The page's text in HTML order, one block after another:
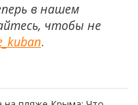
в нашем
чтобы не
.